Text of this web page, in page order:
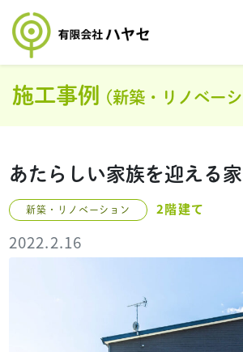
施工事例 (新築・リノベー
あたらしい家族を迎える家
新築・リノベーション 2階建て
2022.2.16